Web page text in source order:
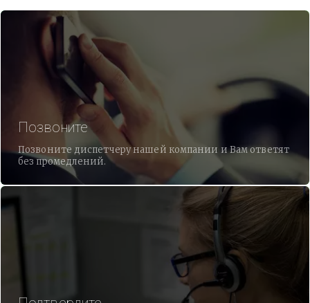
Позвоните
Позвоните диспетчеру нашей компании и Вам ответят
без промедлений.